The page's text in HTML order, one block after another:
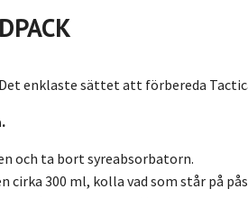
enklaste sättet att förbereda
och ta bort syreabsorbatorn.
cirka 300 ml, kolla vad som står på